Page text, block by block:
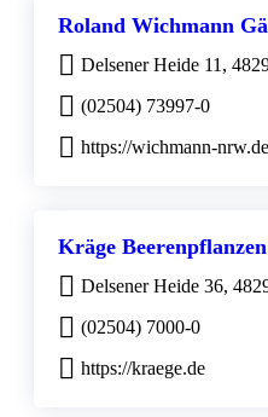
Roland Wichmann
Delsener Heide 11,
(02504) 73997-0
https://wichmann-nrw.de
Kräge
Delsener Heide 36,
(02504) 7000-0
https://kraege.de